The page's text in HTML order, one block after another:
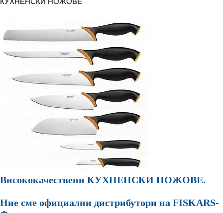
Висококачествени КУХНЕНСКИ НОЖОВЕ.
Ние сме официални дистрибутори на FISKARS-